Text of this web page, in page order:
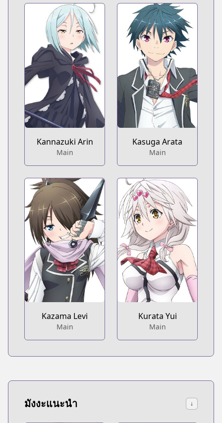
Kannazuki Arin
Main
Kasuga Arata
Main
Kazama Levi
Main
Kurata Yui
Main
มังงะแนะนำ ↓